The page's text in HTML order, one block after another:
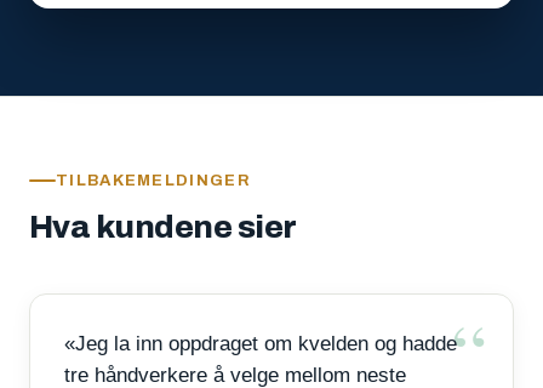
TILBAKEMELDINGER
Hva kundene sier
«Jeg la inn oppdraget om kvelden og hadde
tre håndverkere å velge mellom neste